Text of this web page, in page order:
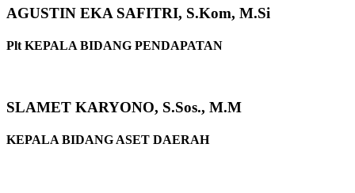
AGUSTIN EKA SAFITRI, S.Kom, M.Si
Plt KEPALA BIDANG PENDAPATAN
SLAMET KARYONO, S.Sos., M.M
KEPALA BIDANG ASET DAERAH